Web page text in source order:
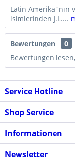
Latin Amerika`nın
isimlerinden J.L....
Bewertungen
0
Bewertungen
Service Hotline
Shop Service
Informationen
Newsletter